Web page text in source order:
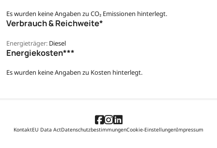
Es wurden keine Angaben zu CO₂ Emissionen hinterlegt.
Verbrauch & Reichweite*
Energieträger: Diesel
Energiekosten***
Es wurden keine Angaben zu Kosten hinterlegt.
KontaktEU Data ActDatenschutzbestimmungenCookie-EinstellungenImpressum